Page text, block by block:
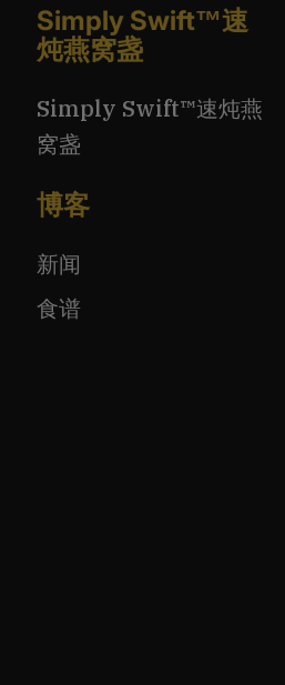
Simply Swift™速
炖燕窝盏
Simply Swift™速炖燕
窝盏
博客
新闻
食谱